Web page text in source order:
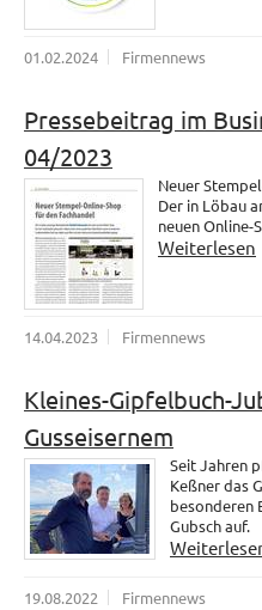
01.02.2024 Firmennews
Pressebeitrag im
04/2023
Neuer
Der in Löbau
neuen Online-
Weiterlesen
14.04.2023 Firmennews
Kleines-Gipfelbuch-
Gusseisernem
Seit Jahren
Keßner das
besonderen
Gubsch auf.
19.08.2022 Firmennews